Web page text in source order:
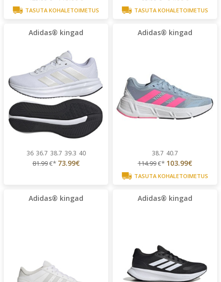
TASUTA KOHALETOIMETUS TASUTA KOHALETOIMETUS
Adidas® kingad
36 36.7 38.7 39.3 40
81.99€* 73.99€
Adidas® kingad
38.7 40.7
114.99€* 103.99€
TASUTA KOHALETOIMETUS
Adidas® kingad Adidas® kingad